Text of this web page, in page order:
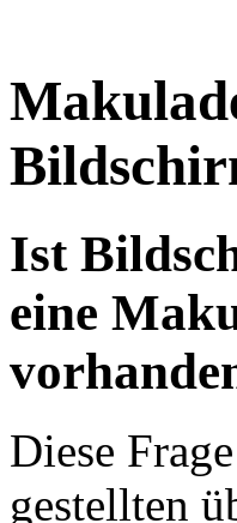
Ist
eine
Diese
gestellten